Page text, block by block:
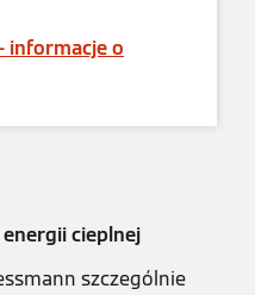
informacje o
cieplnej
szczególnie